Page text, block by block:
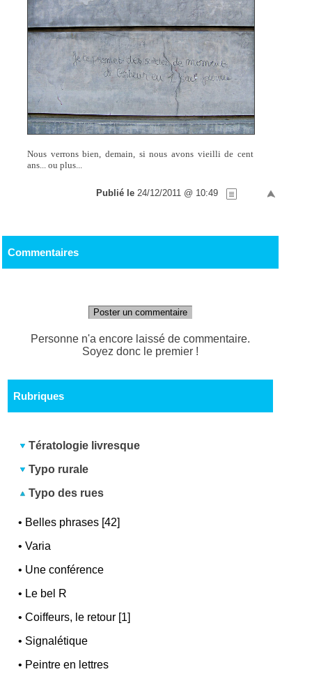
Nous verrons bien, demain, si nous avons vieilli de cent
ans... ou plus...
Publié le 24/12/2011 @ 10:49
Commentaires
Poster un commentaire
Personne n'a encore laissé de commentaire.
Soyez donc le premier !
Rubriques
Tératologie livresque
Typo rurale
Typo des rues
• Belles phrases [42]
•Varia
• Une conférence
• Le bel R
•Coiffeurs, le retour [1]
• Signalétique
• Peintre en lettres